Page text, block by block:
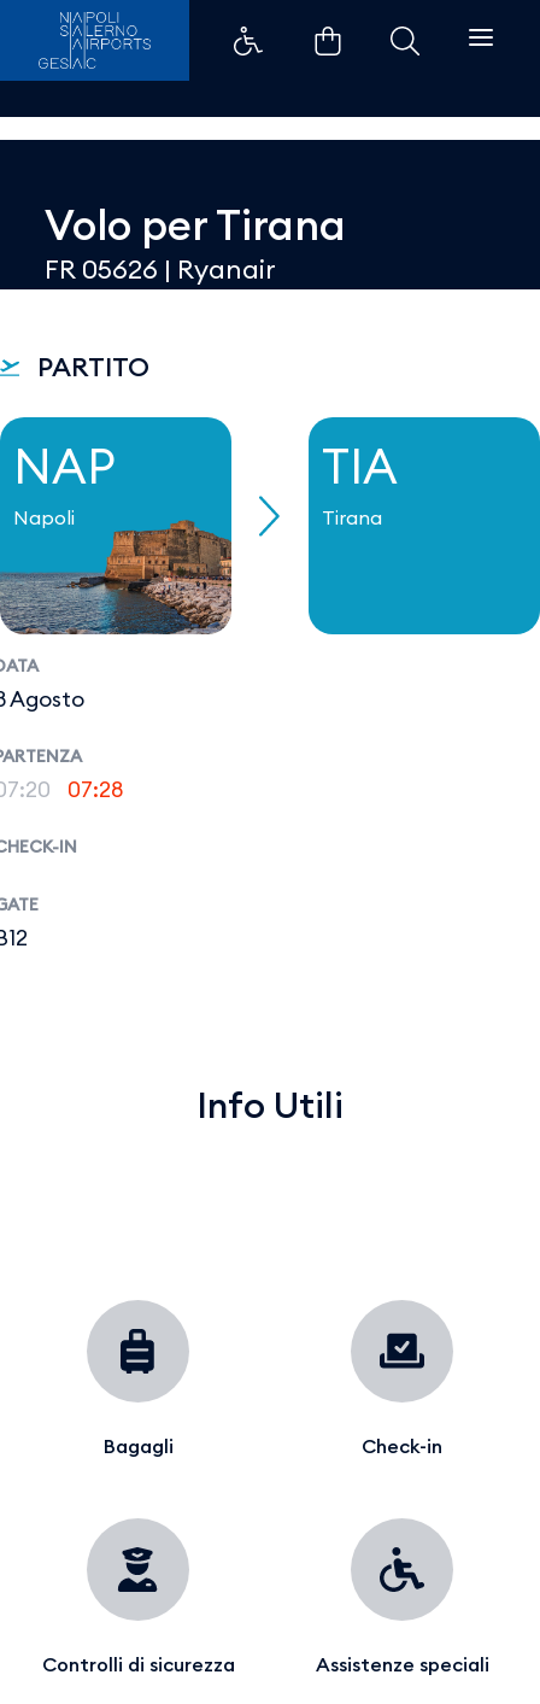
Dettaglio - Aeroporti di Napoli
Volo perTirana
FR 05626 | Ryanair
PARTITO
NAP
Napoli
Agosto
07:28
IN
TIA
Tirana
Info Utili
Bagagli Check-in
Controlli di sicurezza Assistenze speciali